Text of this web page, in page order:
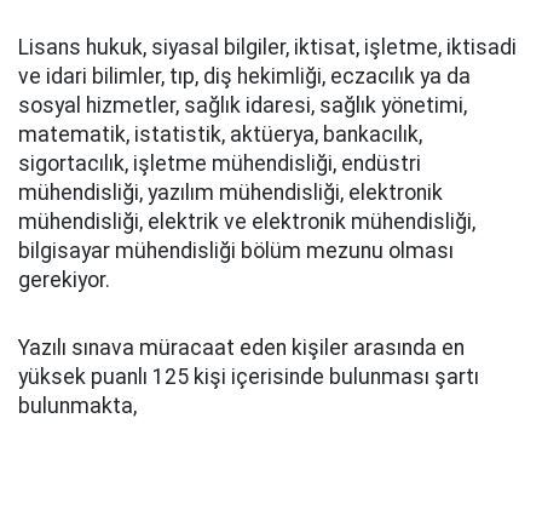
Lisans hukuk, siyasal bilgiler, iktisat, işletme, iktisadi
ve idari bilimler, tıp, diş hekimliği, eczacılık ya da
sosyal hizmetler, sağlık idaresi, sağlık yönetimi,
matematik, istatistik, aktüerya, bankacılık,
sigortacılık, işletme mühendisliği, endüstri
mühendisliği, yazılım mühendisliği, elektronik
mühendisliği, elektrik ve elektronik mühendisliği,
bilgisayar mühendisliği bölüm mezunu olması
gerekiyor.
Yazılı sınava müracaat eden kişiler arasında en
yüksek puanlı 125 kişi içerisinde bulunması şartı
bulunmakta,